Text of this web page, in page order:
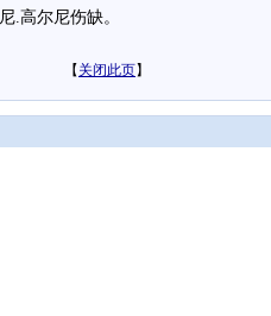
.高尔尼伤缺。
【 关闭此页】